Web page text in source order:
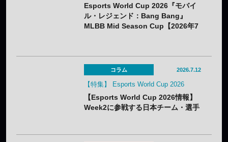
Esports World Cup 2026『モバイ
ル・レジェンド：Bang Bang』
MLBB Mid Season Cup【2026年7
コラム 2026.7.12
【特集】 Esports World Cup 2026
【Esports World Cup 2026情報】
Week2に参戦する日本チーム・選手